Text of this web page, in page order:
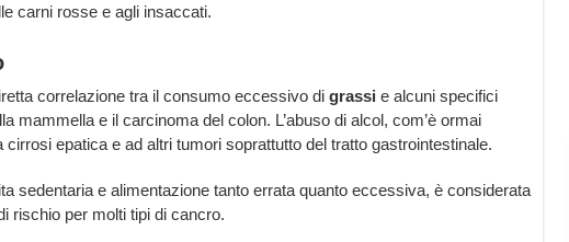
carni rosse e agli insaccati.
correlazione tra il consumo eccessivo di grassi e alcuni specifici
mammella e il carcinoma del colon. L’abuso di alcol, com’è ormai
cirrosi epatica e ad altri tumori soprattutto del tratto gastrointestinale.
sedentaria e alimentazione tanto errata quanto eccessiva, è considerata
rischio per molti tipi di cancro.